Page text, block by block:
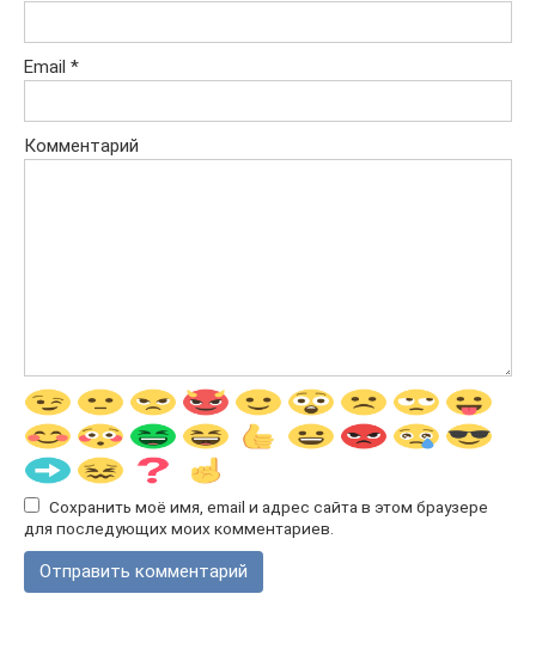
Email *
Комментарий
Сохранить моё имя, email и адрес сайта в этом браузере
для последующих моих комментариев.